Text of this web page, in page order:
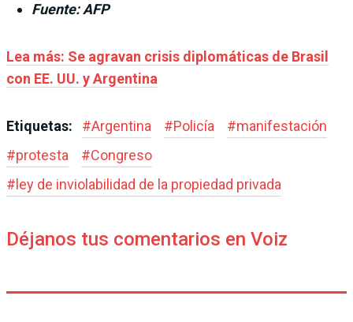
Fuente: AFP
Lea más: Se agravan crisis diplomáticas de Brasil
con EE. UU. y Argentina
Etiquetas: #Argentina #Policía #manifestación
#protesta #Congreso
# ley de inviolabilidad de la propiedad privada
Déjanos tus comentarios en Voiz